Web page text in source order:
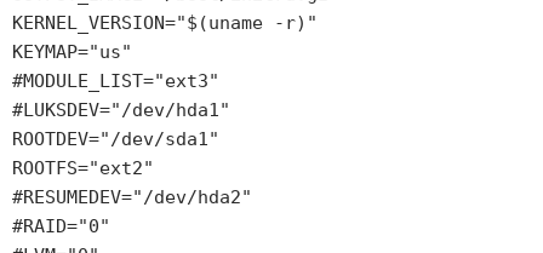
KERNEL_VERSION="$(uname -r)"
KEYMAP="us"
#MODULE_LIST="ext3"
#LUKSDEV="/dev/hda1"
ROOTDEV="/dev/sda1"
ROOTFS="ext2"
#RESUMEDEV="/dev/hda2"
#RAID="0"